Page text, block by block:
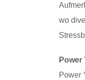
wo
Power
Power